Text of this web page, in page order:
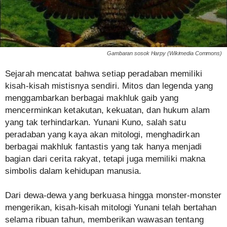
Gambaran sosok Harpy (Wikimedia Commons)
Sejarah mencatat bahwa setiap peradaban memiliki
kisah-kisah mistisnya sendiri. Mitos dan legenda yang
menggambarkan berbagai makhluk gaib yang
mencerminkan ketakutan, kekuatan, dan hukum alam
yang tak terhindarkan. Yunani Kuno, salah satu
peradaban yang kaya akan mitologi, menghadirkan
berbagai makhluk fantastis yang tak hanya menjadi
bagian dari cerita rakyat, tetapi juga memiliki makna
simbolis dalam kehidupan manusia.
Dari dewa-dewa yang berkuasa hingga monster-monster
mengerikan, kisah-kisah mitologi Yunani telah bertahan
selama ribuan tahun, memberikan wawasan tentang